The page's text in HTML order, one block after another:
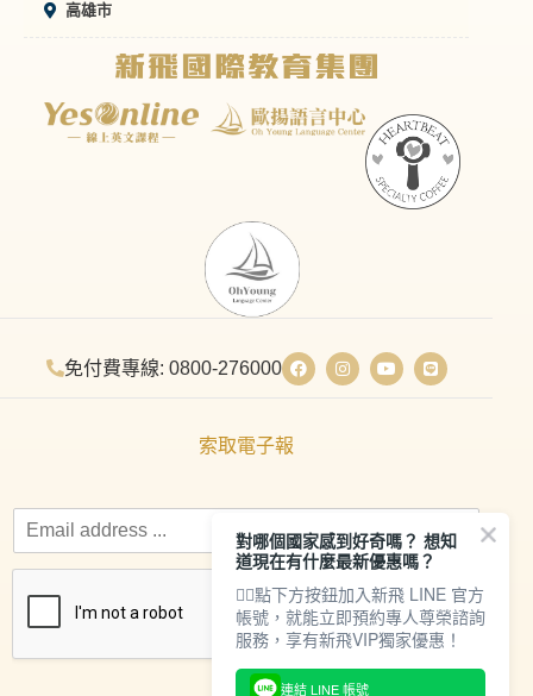
高雄市
免付費專線: 0800-276000
索取電子報
對哪個國家感到好奇嗎？ 想知
道現在有什麼最新優惠嗎？
👇🏻點下方按鈕加入新飛 LINE 官方
帳號，就能立即預約專人尊榮諮詢
服務，享有新飛VIP獨家優惠！
連結 LINE 帳號